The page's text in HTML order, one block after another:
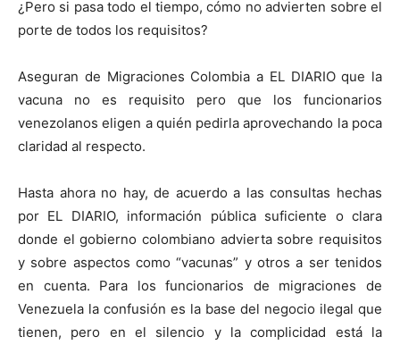
¿Pero si pasa todo el tiempo, cómo no advierten sobre el
porte de todos los requisitos?
Aseguran de Migraciones Colombia a EL DIARIO que la
vacuna no es requisito pero que los funcionarios
venezolanos eligen a quién pedirla aprovechando la poca
claridad al respecto.
Hasta ahora no hay, de acuerdo a las consultas hechas
por EL DIARIO, información pública suficiente o clara
donde el gobierno colombiano advierta sobre requisitos
y sobre aspectos como “vacunas” y otros a ser tenidos
en cuenta. Para los funcionarios de migraciones de
Venezuela la confusión es la base del negocio ilegal que
tienen, pero en el silencio y la complicidad está la